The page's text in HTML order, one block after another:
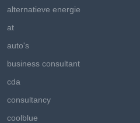
alternatieve energie
at
auto's
business consultant
cda
consultancy
coolblue